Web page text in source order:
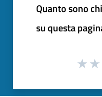
Quanto sono
su questa